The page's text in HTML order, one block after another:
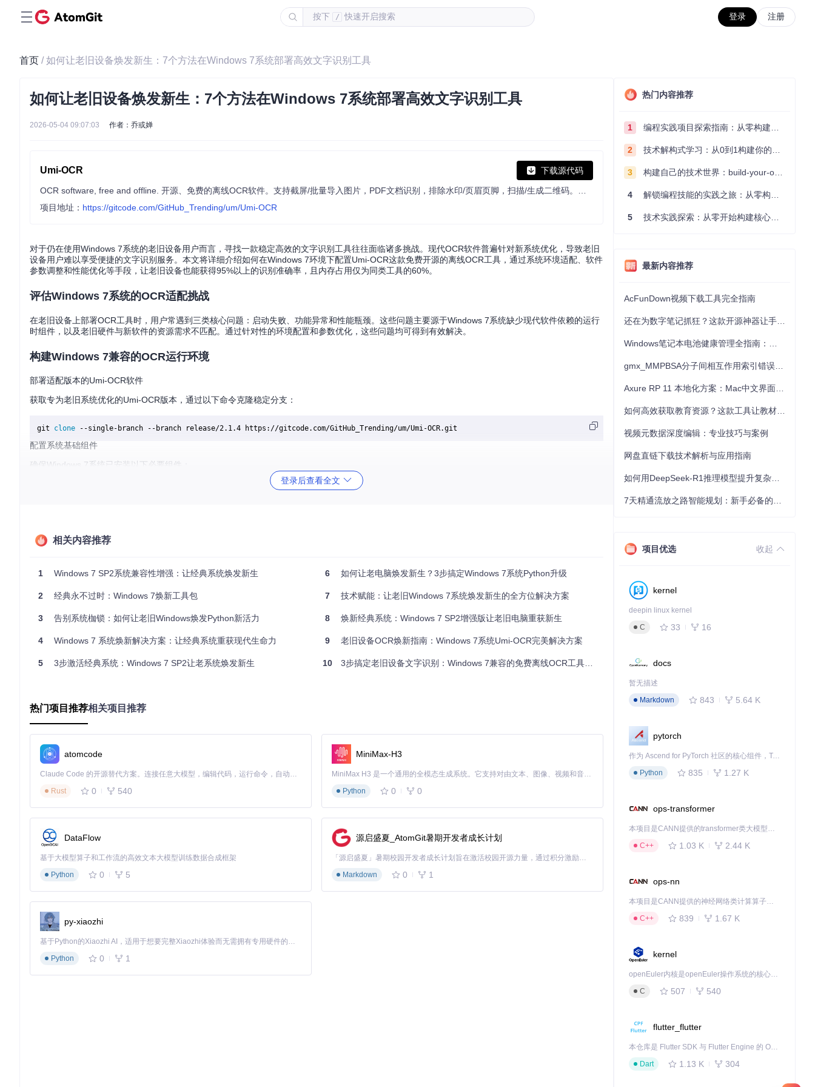
按下 / 快速开启搜索 登录 注册
首页 / 如何让老旧设备焕发新生：7个方法在Windows 7系统部署高效文字识别工具
如何让老旧设备焕发新生：7个方法在Windows 7系统部署高效文字识别工具
2026-05-04 09:07:03 作者：乔或婵
Umi-OCR 下载源代码
项目地址： https://gitcode.com/GitHub_Trending/um/Umi-OCR
对于仍在使用Windows 7系统的老旧设备用户而言，寻找一款稳定高效的文字识别工具往往面临诸多挑战。现代OCR软件普遍针对新系统优化，导致老旧
设备用户难以享受便捷的文字识别服务。本文将详细介绍如何在Windows 7环境下配置Umi-OCR这款免费开源的离线OCR工具，通过系统环境适配、软件
参数调整和性能优化等手段，让老旧设备也能获得95%以上的识别准确率，且内存占用仅为同类工具的60%。
评估Windows 7系统的OCR适配挑战
在老旧设备上部署OCR工具时，用户常遇到三类核心问题：启动失败、功能异常和性能瓶颈。这些问题主要源于Windows 7系统缺少现代软件依赖的运行
时组件，以及老旧硬件与新软件的资源需求不匹配。通过针对性的环境配置和参数优化，这些问题均可得到有效解决。
构建Windows 7兼容的OCR运行环境
部署适配版本的Umi-OCR软件
获取专为老旧系统优化的Umi-OCR版本，通过以下命令克隆稳定分支：
git clone
配置系统基础组件
确保Windows 7系统已安装以下必要组件：
首次启动软件后，通过全局设置界面完成基础配置：
配置步骤：
在"语言/Language"下拉菜单中选择"简体中文"
将"界面大小比例"调整为100%
勾选"禁用美化效果"以降低系统资源占用
部署截图识别工作流
Umi-OCR截图识别界面 - 展示区域选择与文字提取过程
操作要点：
识别结果自动显示在右侧面板，可直接复制或保存
配置"滚动"选项处理长文档内容
构建批量处理系统
对于多文件识别需求，批量OCR模块能显著提升效率：
Umi-OCR批量处理界面 - 显示多文件识别进度与结果
使用步骤：
在"批量OCR"标签页点击"选择图片"添加文件
设置输出路径和格式（支持TXT、Word等多种格式）
登录后查看全文
相关内容推荐
1 Windows 7 SP2系统兼容性增强：让经典系统焕发新生
2 经典永不过时：Windows 7焕新工具包
3 告别系统枷锁：如何让老旧Windows焕发Python新活力
4 Windows 7 系统焕新解决方案：让经典系统重获现代生命力
5 3步激活经典系统：Windows 7 SP2让老系统焕发新生
6 如何让老电脑焕发新生？3步搞定Windows 7系统Python升级
7 技术赋能：让老旧Windows 7系统焕发新生的全方位解决方案
8 焕新经典系统：Windows 7 SP2增强版让老旧电脑重获新生
9 老旧设备OCR焕新指南：Windows 7系统Umi-OCR完美解决方案
10 3步搞定老旧设备文字识别：Windows 7兼容的免费离线OCR工具使用指南
热门项目推荐相关项目推荐
atomcode
Claude Code 的开源替代方案。连接任意大模型，编辑代码，运行命令，自动验证 — 全自动执行。用 Rust 构建，极致性能。 ｜ An open-source alternative to Claude Code. Connect any LLM, edit code, run commands, and verify changes — autonomously. Built in Rust for speed. Get Started
Rust
0 540
MiniMax-H3
MiniMax H3 是一个通用的全模态生成系统。它支持对由文本、图像、视频和音频组成的多模态上下文进行统一理解，并能生成分辨率高达 2K、时长可达 15 秒的带原生立体声音频的视频。得益于面向任务泛化的系统设计，H3 在预训练阶段就已具备广泛的多模态上下文理解与生成能力，能够出色地执行复杂的多模态指令。
Python
0 0
DataFlow
基于大模型算子和工作流的高效文本大模型训练数据合成框架
Python
0 5
源启盛夏_AtomGit暑期开发者成长计划
「源启盛夏」暑期校园开发者成长计划旨在激活校园开源力量，通过积分激励、认证扶持、资源倾斜等形式，引导高校组织和开发者完成「入驻 — 建项目 — 做贡献 — 获认证 — 得资源」的完整闭环。无论你是想带领社团入驻平台的组织者，还是希望用代码贡献证明自己的开发者，都能在这里找到属于你的成长路径。
Markdown
0 1
py-xiaozhi
基于Python的Xiaozhi AI，适用于想要完整Xiaozhi体验而无需拥有专用硬件的用户。
Python
0 1
热门内容推荐
1 编程实践项目探索指南：从零构建技术能力体系
2 技术解构式学习：从0到1构建你的编程知识体系
3 构建自己的技术世界：build-your-own-x项目的实践探索指南
4 解锁编程技能的实践之旅：从零构建你的技术世界
5 技术实践探索：从零开始构建核心系统的实践指南
最新内容推荐
AcFunDown视频下载工具完全指南
视频元数据深度编辑：专业技巧与案例
网盘直链下载技术解析与应用指南
项目优选 收起
kernel
deepin linux kernel
C
33 16
docs
暂无描述
Markdown
843 5.64 K
pytorch
作为 Ascend for PyTorch 社区的核心组件，TorchNPU 是昇腾专为 PyTorch 打造的深度学习适配插件，使 PyTorch 框架能够直接调用昇腾 NPU，为开发者提供昇腾 AI 处理器的超强算力。
Python
835 1.27 K
ops-transformer
本项目是CANN提供的transformer类大模型算子库，实现网络在NPU上加速计算。
C++
1.03 K 2.44 K
ops-nn
本项目是CANN提供的神经网络类计算算子库，实现网络在NPU上加速计算。
C++
839 1.67 K
kernel
openEuler内核是openEuler操作系统的核心，既是系统性能与稳定性的基石，也是连接处理器、设备与服务的桥梁。
C
507 540
flutter_flutter
本仓库是 Flutter SDK 与 Flutter Engine 的 OpenHarmony 适配版本，由 CPF-Flutter 团队维护。开发者可使用熟悉的 Flutter 技术栈开发 OpenHarmony 应用，3.35.7 及以后的适配版本可基于本仓库源码构建支持 OpenHarmony 的 Flutter Engine。
Dart
1.13 K 304